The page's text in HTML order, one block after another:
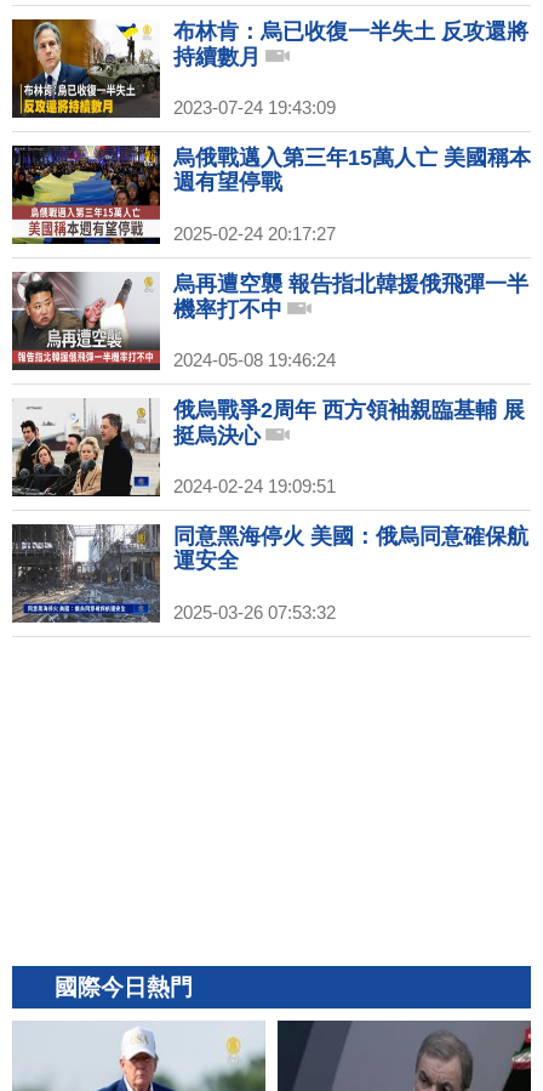
布林肯：烏已收復一半失土 反攻還將
持續數月
2023-07-24 19:43:09
烏俄戰邁入第三年15萬人亡 美國稱本
週有望停戰
2025-02-24 20:17:27
烏再遭空襲 報告指北韓援俄飛彈一半
機率打不中
2024-05-08 19:46:24
俄烏戰爭2周年 西方領袖親臨基輔 展
挺烏決心
2024-02-24 19:09:51
同意黑海停火 美國：俄烏同意確保航
運安全
2025-03-26 07:53:32
國際今日熱門